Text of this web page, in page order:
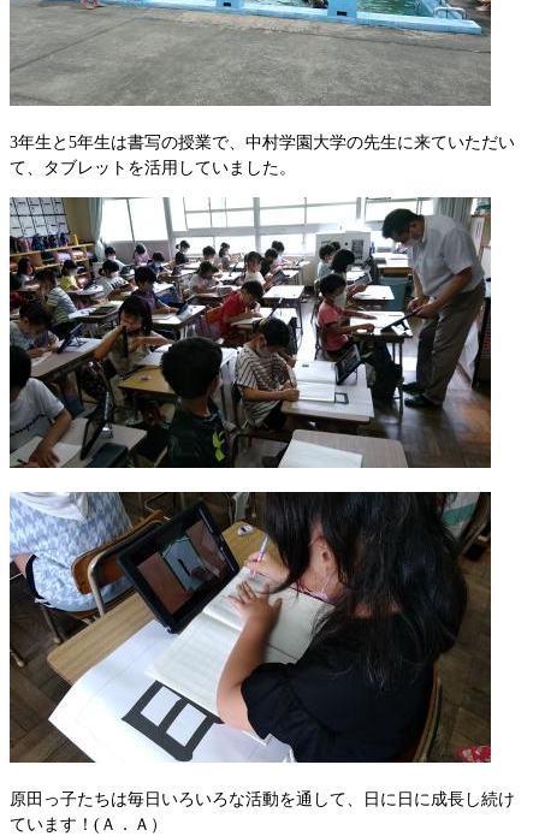
3年生と5年生は書写の授業で、中村学園大学の先生に来ていただい
て、タブレットを活用していました。
原田っ子たちは毎日いろいろな活動を通して、日に日に成長し続け
ています！(Ａ．Ａ）